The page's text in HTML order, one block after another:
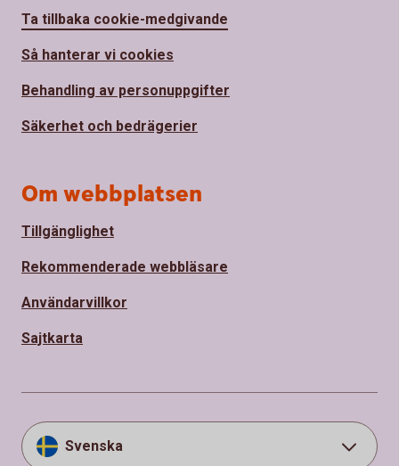
Ta tillbaka cookie-medgivande
Så hanterar vi cookies
Behandling av personuppgifter
Säkerhet och bedrägerier
Om webbplatsen
Tillgänglighet
Rekommenderade webbläsare
Användarvillkor
Sajtkarta
Svenska